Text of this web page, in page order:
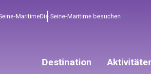
MaritimeDie Seine-Maritime besuchen
Destination